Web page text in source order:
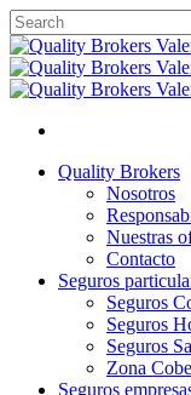
Skip
to
main
content
Close
Search
Menu
Menu
Quality Brokers
Nosotros
Nuestras
Contacto
Seguros
Seguros
Seguros
Seguros
Zona
Seguros